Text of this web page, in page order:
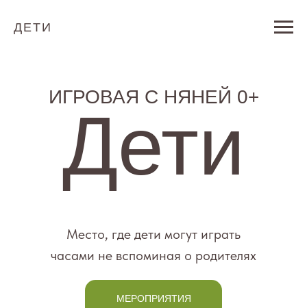
ДЕТИ
Место, где дети могут играть
часами не вспоминая о родителях
МЕРОПРИЯТИЯ
ИГРОВАЯ С НЯНЕЙ 0+
Дети